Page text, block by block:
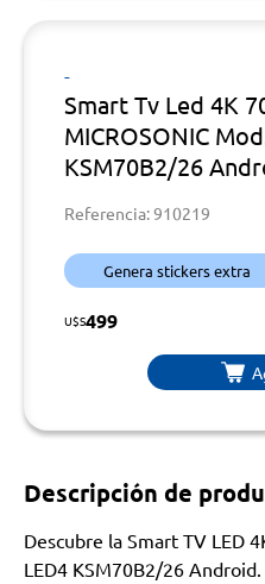
-
Smart Tv Led 4K
MICROSONIC
KSM70B2/26
Referencia: 910219
Genera stickers extra
U$S499
Descripción de
Descubre la Smart TV LED
LED4 KSM70B2/26